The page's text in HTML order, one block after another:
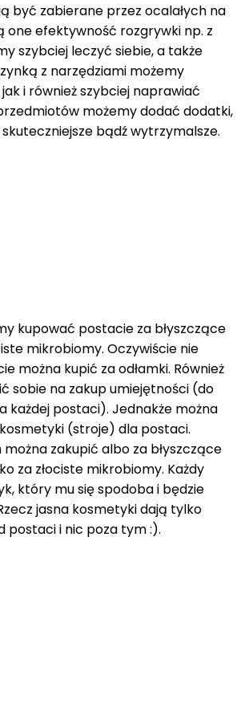
być zabierane przez ocalałych na
one efektywność rozgrywki np. z
szybciej leczyć siebie, a także
z narzędziami możemy
i również szybciej naprawiać
możemy dodać dodatki,
bądź wytrzymalsze.
kupować postacie za błyszczące
mikrobiomy. Oczywiście nie
można kupić za odłamki. Również
sobie na zakup umiejętności (do
każdej postaci). Jednakże można
(stroje) dla postaci.
można zakupić albo za błyszczące
za złociste mikrobiomy. Każdy
który mu się spodoba i będzie
jasna kosmetyki dają tylko
postaci i nic poza tym :).